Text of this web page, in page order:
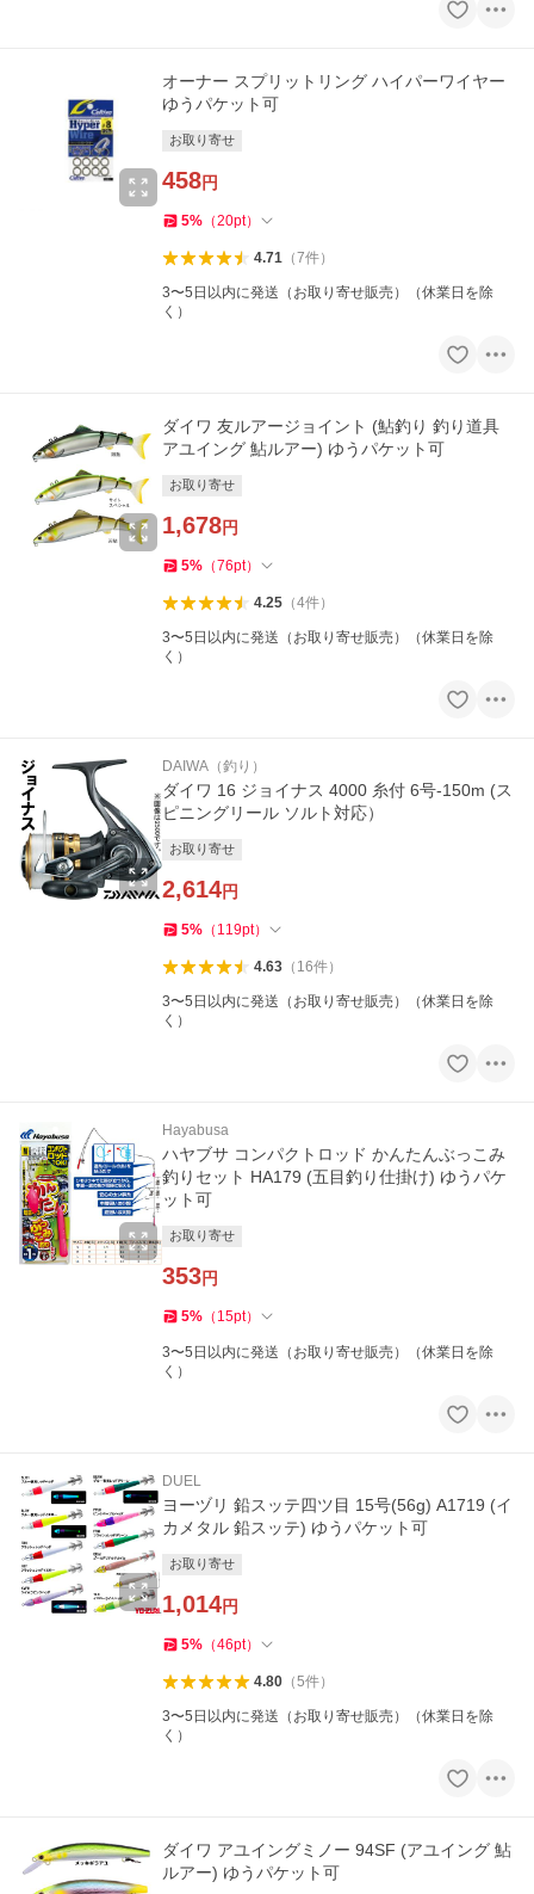
オーナー スプリットリング ハイパーワイヤー
ゆうパケット可
お取り寄せ
458円
5% （20pt）
4.71（7件）
3〜5日以内に発送（お取り寄せ販売）（休業日を除
く）
ダイワ 友ルアージョイント (鮎釣り 釣り道具
アユイング 鮎ルアー) ゆうパケット可
お取り寄せ
1,678円
5% （76pt）
4.25（4件）
3〜5日以内に発送（お取り寄せ販売）（休業日を除
く）
DAIWA（釣り）
ダイワ 16 ジョイナス 4000 糸付 6号-150m (ス
ピニングリール ソルト対応）
お取り寄せ
2,614円
5% （ 119pt）
4.63（ 16件）
3〜5日以内に発送（お取り寄せ販売）（休業日を除
く）
Hayabusa
ハヤブサ コンパクトロッド かんたんぶっこみ
釣りセット HA179 (五目釣り仕掛け) ゆうパケ
ット可
お取り寄せ
353円
5% （ 15pt）
3〜5日以内に発送（お取り寄せ販売）（休業日を除
く）
DUEL
ヨーヅリ 鉛スッテ四ツ目 15号(56g) A1719 (イ
カメタル 鉛スッテ) ゆうパケット可
お取り寄せ
1,014円
5% （46pt）
4.80（5件）
3〜5日以内に発送（お取り寄せ販売）（休業日を除
く）
ダイワ アユイングミノー 94SF (アユイング 鮎
ルアー) ゆうパケット可